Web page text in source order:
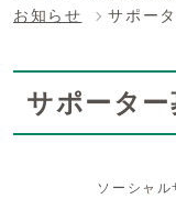
お知らせ
サポー
サポータ
ソーシャル